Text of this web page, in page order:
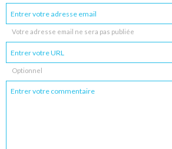
Votre adresse email ne sera pas publiée
Optionnel